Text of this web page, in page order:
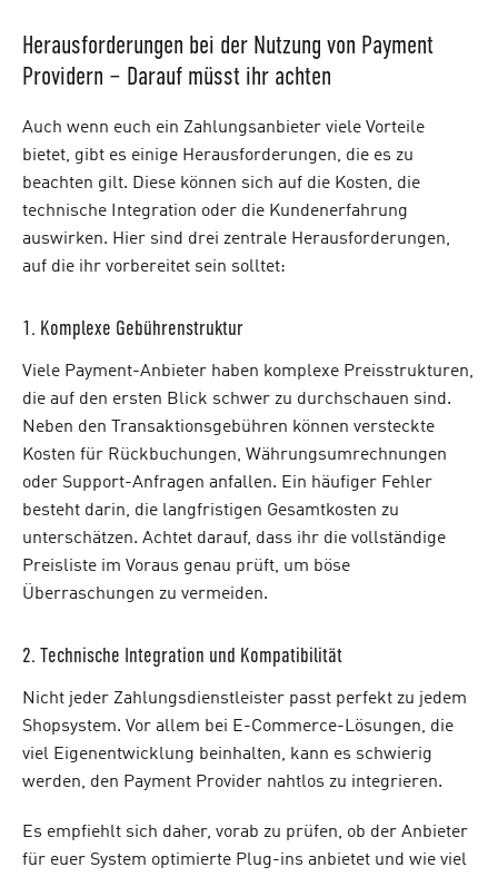
Herausforderungen bei der Nutzung von Payment
Providern – Darauf müsst ihr achten
Auch wenn euch ein Zahlungsanbieter viele Vorteile
bietet, gibt es einige Herausforderungen, die es zu
beachten gilt. Diese können sich auf die Kosten, die
technische Integration oder die Kundenerfahrung
auswirken. Hier sind drei zentrale Herausforderungen,
auf die ihr vorbereitet sein solltet:
1. Komplexe Gebührenstruktur
Viele Payment-Anbieter haben komplexe Preisstrukturen,
die auf den ersten Blick schwer zu durchschauen sind.
Neben den Transaktionsgebühren können versteckte
Kosten für Rückbuchungen, Währungsumrechnungen
oder Support-Anfragen anfallen. Ein häufiger Fehler
besteht darin, die langfristigen Gesamtkosten zu
unterschätzen. Achtet darauf, dass ihr die vollständige
Preisliste im Voraus genau prüft, um böse
Überraschungen zu vermeiden.
2. Technische Integration und Kompatibilität
Nicht jeder Zahlungsdienstleister passt perfekt zu jedem
Shopsystem. Vor allem bei E-Commerce-Lösungen, die
viel Eigenentwicklung beinhalten, kann es schwierig
werden, den Payment Provider nahtlos zu integrieren.
Es empfiehlt sich daher, vorab zu prüfen, ob der Anbieter
für euer System optimierte Plug-ins anbietet und wie viel